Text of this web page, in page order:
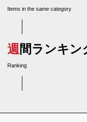
Items in the same category
週間ランキン
Ranking